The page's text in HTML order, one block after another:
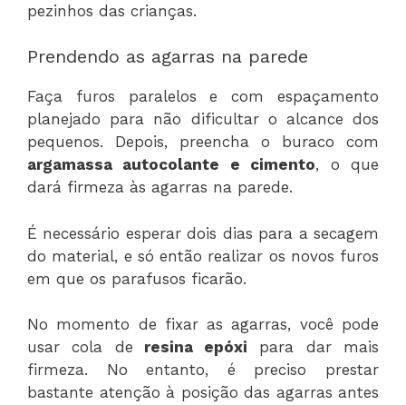
pezinhos das crianças.
Prendendo as agarras na parede
Faça furos paralelos e com espaçamento
planejado para não dificultar o alcance dos
pequenos. Depois, preencha o buraco com
argamassa autocolante e cimento, o que
dará firmeza às agarras na parede.
É necessário esperar dois dias para a secagem
do material, e só então realizar os novos furos
em que os parafusos ficarão.
No momento de fixar as agarras, você pode
usar cola de resina epóxi para dar mais
firmeza. No entanto, é preciso prestar
bastante atenção à posição das agarras antes